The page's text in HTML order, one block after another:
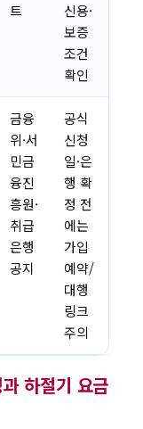
트
신용·
보증
조건
확인
금융
위·서
민금
융진
흥원·
취급
은행
공지
공식
신청
일·은
행 확
정 전
에는
가입
예약/
대행
링크
주의
하절기 요금